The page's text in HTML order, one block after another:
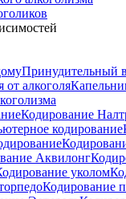
Принудительный
от алкоголя
Кодирование
кодирование
Аквилонг
уколом
Кодирование